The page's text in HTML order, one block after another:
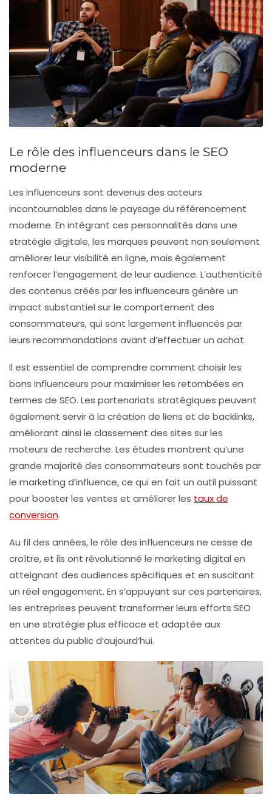
Le rôle des influenceurs dans le SEO
moderne
Les influenceurs sont devenus des acteurs
incontournables dans le paysage du référencement
moderne. En intégrant ces personnalités dans une
stratégie digitale, les marques peuvent non seulement
améliorer leurvisibilité en ligne, mais également
renforcer l’engagement de leur audience. L’authenticité
des contenus créés par les influenceurs génère un
impact substantiel sur le comportement des
consommateurs, qui sont largement influencés par
leurs recommandations avant d’effectuer un achat.
Il est essentiel de comprendre comment choisir les
bons influenceurs pour maximiser les retombées en
termes de SEO. Les partenariats stratégiques peuvent
également servir à la création de liens et de backlinks,
améliorant ainsi le classement des sites sur les
moteurs de recherche. Les études montrent qu’une
grande majorité des consommateurs sont touchés par
le marketing d’influence, ce qui en fait un outil puissant
pourbooster les ventes et améliorer les taux de
conversion.
Au fil des années, le rôle des influenceurs ne cesse de
croître, et ils ont révolutionné le marketing digital en
atteignant des audiences spécifiques et en suscitant
un réel engagement. En s’appuyant sur ces partenaires,
les entreprises peuvent transformer leurs efforts SEO
en une stratégie plus efficace et adaptée aux
attentes du public d’aujourd’hui.